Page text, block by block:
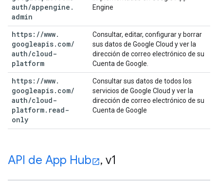
auth/appengine .
admin
Engine
https: //www.
googleapis. com/
auth/cloud-
platform
Consultar, editar, configurar y borrar
sus datos de Google Cloud y ver la
dirección de correo electrónico de su
Cuenta de Google.
https: //www.
googleapis. com/
auth/cloud-
platform. read-
only
Consultar sus datos de todos los
servicios de Google Cloud y ver la
dirección de correo electrónico de su
Cuenta de Google
API de App Hub , v1